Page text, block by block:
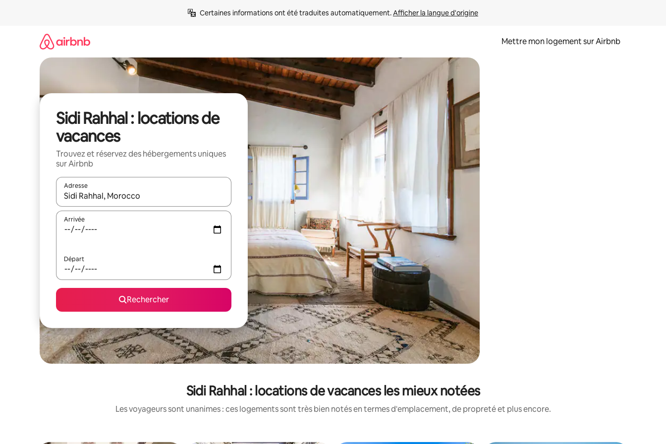
Certaines informations ont été traduites automatiquement. Afficher la langue d'origine
Mettre mon logement sur Airbnb
Sidi Rahhal : locations de
vacances
Trouvez et réservez des hébergements uniques
sur Airbnb
Adresse
Lorsque les résultats s'affichent, utilisez les flèches vers le haut et vers le bas pour les parcourir ou en appuyant et en faisant glisser.
Arrivée
Départ
Rechercher
Sidi Rahhal : locations de vacances les mieux notées
Les voyageurs sont unanimes : ces logements sont très bien notés en termes d'emplacement, de propreté et plus encore.